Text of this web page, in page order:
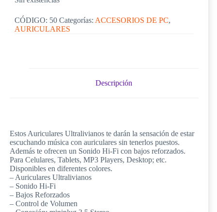
CÓDIGO: 50 Categorías: ACCESORIOS DE PC,
AURICULARES
Descripción
Estos Auriculares Ultralivianos te darán la sensación de estar
escuchando música con auriculares sin tenerlos puestos.
Además te ofrecen un Sonido Hi-Fi con bajos reforzados.
Para Celulares, Tablets, MP3 Players, Desktop; etc.
Disponibles en diferentes colores.
– Auriculares Ultralivianos
– Sonido Hi-Fi
– Bajos Reforzados
– Control de Volumen